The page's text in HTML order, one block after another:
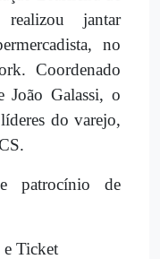
realizou jantar
no
Coordenado
João Galassi, o
do varejo,
patrocínio de
Ticket